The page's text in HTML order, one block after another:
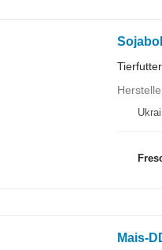
Mais-